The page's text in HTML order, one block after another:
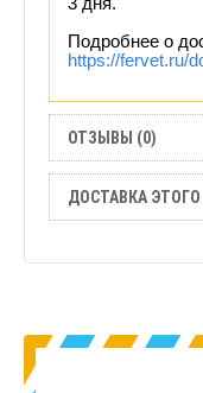
Подробнее о
https://fervet.ru/
ОТЗЫВЫ (0)
ДОСТАВКА